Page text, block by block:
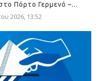
Πόρτο Γερμενό –...
2026, 13:52